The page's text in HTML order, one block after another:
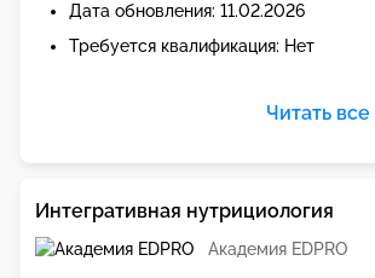
Дата обновления: 11.02.2026
Требуется квалификация: Нет
Читать
Академия EDPRO
Интегративная нутрициология